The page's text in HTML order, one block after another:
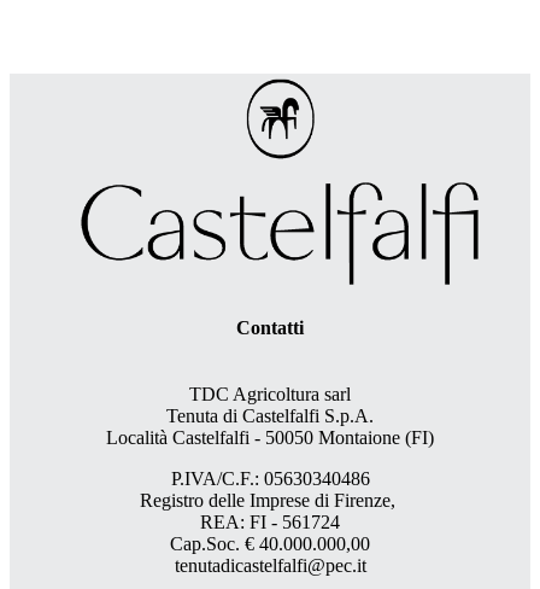
Contatti
TDC Agricoltura sarl
Tenuta di Castelfalfi S.p.A.
Località Castelfalfi - 50050 Montaione (FI)
P.IVA/C.F.: 05630340486
Registro delle Imprese di Firenze,
REA: FI - 561724
Cap.Soc. € 40.000.000,00
tenutadicastelfalfi@pec.it